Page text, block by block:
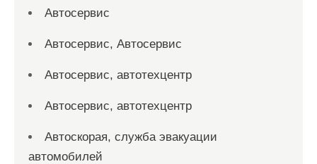
Автосервис
Автосервис, Автосервис
Автосервис, автотехцентр
Автосервис, автотехцентр
Автоскорая, служба эвакуации
автомобилей